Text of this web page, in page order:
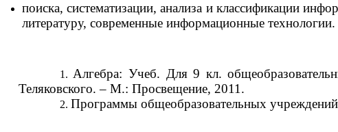
поиска, систематизации, анализа и классификации
литературу, современные информационные технологии.
Алгебра: Учеб. Для 9 кл.
Теляковского. – М.: Просвещение, 2011.
Программы общеобразовательных